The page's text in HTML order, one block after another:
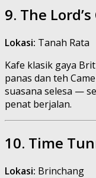
9. The
Lokasi: Tanah Rata
Kafe klasik gaya
panas dan teh
suasana selesa —
penat berjalan.
10. Time
Lokasi: Brinchang